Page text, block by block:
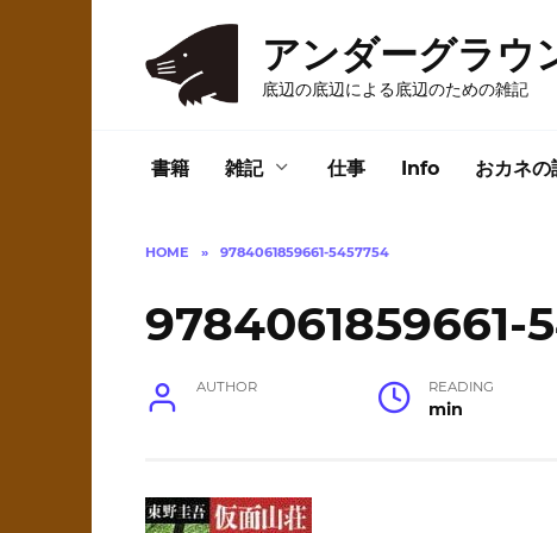
アンダーグラウ
底辺の底辺による底辺のための雑記
書籍 雑記 仕事 Info おカネの
HOME » 9784061859661-5457754
9784061859661-
AUTHOR READING
min